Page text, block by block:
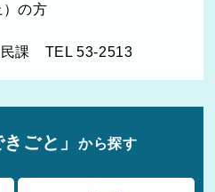
）の方
民課 TEL 53-2513
ごと」 から探す